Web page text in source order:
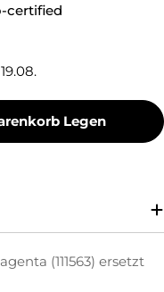
certified
Toner-Kartusche
Toner Toner-
Legen
(111563) ersetzt